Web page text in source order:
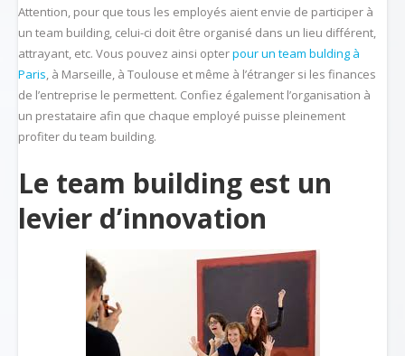
Attention, pour que tous les employés aient envie de participer à
un team building, celui-ci doit être organisé dans un lieu différent,
attrayant, etc. Vous pouvez ainsi opterpour un team bulding à
Paris, à Marseille, à Toulouse et même à l’étranger si les finances
de l’entreprise le permettent. Confiez également l’organisation à
un prestataire afin que chaque employé puisse pleinement
profiter du team building.
Le team building est un
levier d’innovation